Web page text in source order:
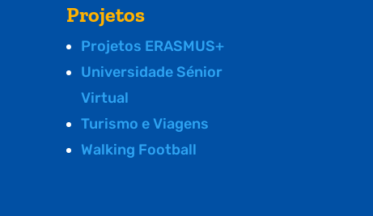
Projetos
Projetos ERASMUS+
Universidade Sénior
Virtual
Turismo e Viagens
Walking Football